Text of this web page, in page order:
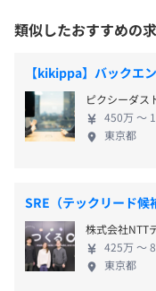
・通勤手当（非課税
り）
・時間外手当
・家族手当（配偶者
り、社内の側面で
構築、社員の働き
働きやすく、キャ
備しています。 新規案件やDX/ AIを含む新規技術領
域への投資や進出
たいという志をも
今、まさに変革
の方、ぜひ当社で
ップを目指してみ
類似したおすすめの
【kikippa】バックエ
ピクシーダス
450万 〜
東京都
SRE（テックリード候
株式会社NTT
425万 〜
東京都